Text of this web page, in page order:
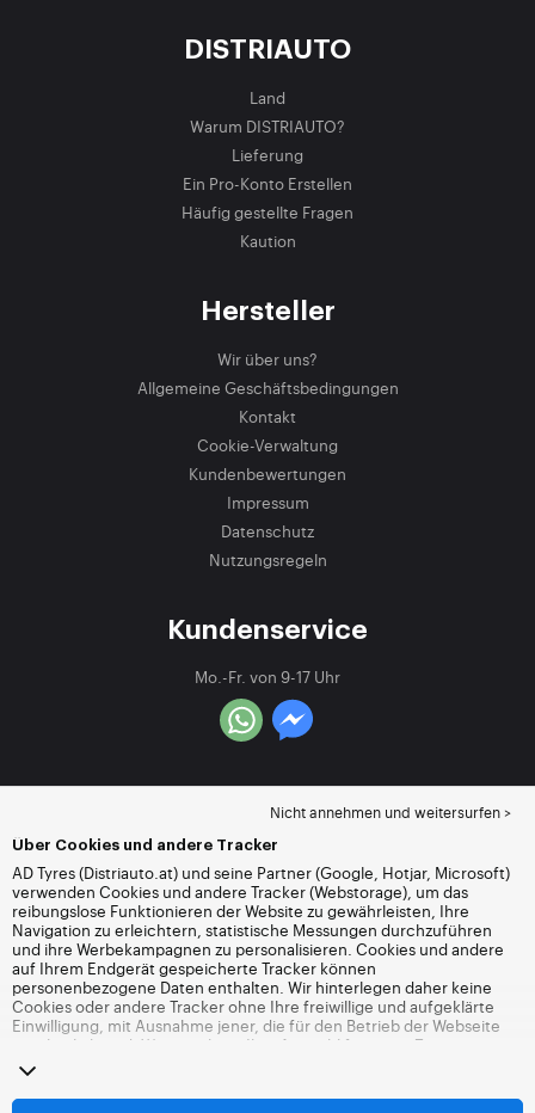
DISTRIAUTO
Land
Warum DISTRIAUTO?
Lieferung
Ein Pro-Konto Erstellen
Häufig gestellte Fragen
Kaution
Hersteller
Wir über uns?
Allgemeine Geschäftsbedingungen
Kontakt
Cookie-Verwaltung
Kundenbewertungen
Impressum
Datenschutz
Nutzungsregeln
Kundenservice
Mo.-Fr. von 9-17 Uhr
Nicht annehmen und weitersurfen >
Über Cookies und andere Tracker
AD Tyres (Distriauto.at) und seine Partner (Google, Hotjar, Microsoft)
verwenden Cookies und andere Tracker (Webstorage), um das
reibungslose Funktionieren der Website zu gewährleisten, Ihre
Navigation zu erleichtern, statistische Messungen durchzuführen
und ihre Werbekampagnen zu personalisieren. Cookies und andere
auf Ihrem Endgerät gespeicherte Tracker können
personenbezogene Daten enthalten. Wir hinterlegen daher keine
Cookies oder andere Tracker ohne Ihre freiwillige und aufgeklärte
Einwilligung, mit Ausnahme jener, die für den Betrieb der Webseite
unerlässlich sind. Wir speichern Ihre Auswahl für einen Zeitraum von
6 Monaten. Sie können Ihre Einwilligung jederzeit widerrufen, indem
Sie die Webseite
die Möglichkeit, Ihre Navigation fortzusetzen, ohne die Hinterlegung